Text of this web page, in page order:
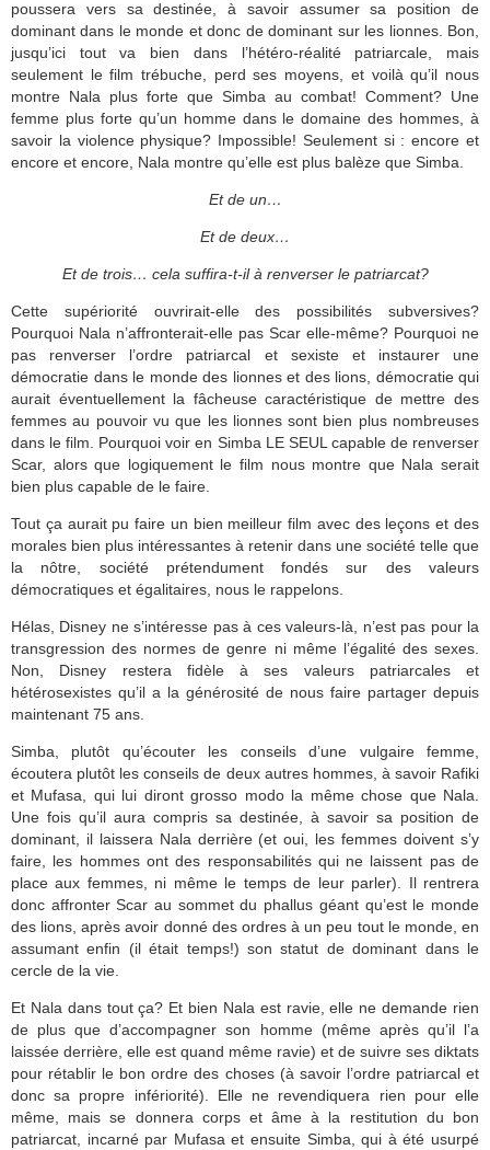
poussera vers sa destinée, à savoir assumer sa position de
dominant dans le monde et donc de dominant sur les lionnes. Bon,
jusqu’ici tout va bien dans l’hétéro-réalité patriarcale, mais
seulement le film trébuche, perd ses moyens, et voilà qu’il nous
montre Nala plus forte que Simba au combat! Comment? Une
femme plus forte qu’un homme dans le domaine des hommes, à
savoir la violence physique? Impossible! Seulement si : encore et
encore et encore, Nala montre qu’elle est plus balèze que Simba.
Et de un…
Et de deux…
Et de trois… cela suffira-t-il à renverser le patriarcat?
Cette supériorité ouvrirait-elle des possibilités subversives?
Pourquoi Nala n’affronterait-elle pas Scar elle-même? Pourquoi ne
pas renverser l’ordre patriarcal et sexiste et instaurer une
démocratie dans le monde des lionnes et des lions, démocratie qui
aurait éventuellement la fâcheuse caractéristique de mettre des
femmes au pouvoir vu que les lionnes sont bien plus nombreuses
dans le film. Pourquoi voir en Simba LE SEUL capable de renverser
Scar, alors que logiquement le film nous montre que Nala serait
bien plus capable de le faire.
Tout ça aurait pu faire un bien meilleur film avec des leçons et des
morales bien plus intéressantes à retenir dans une société telle que
la nôtre, société prétendument fondés sur des valeurs
démocratiques et égalitaires, nous le rappelons.
Hélas, Disney ne s’intéresse pas à ces valeurs-là, n’est pas pour la
transgression des normes de genre ni même l’égalité des sexes.
Non, Disney restera fidèle à ses valeurs patriarcales et
hétérosexistes qu’il a la générosité de nous faire partager depuis
maintenant 75 ans.
Simba, plutôt qu’écouter les conseils d’une vulgaire femme,
écoutera plutôt les conseils de deux autres hommes, à savoir Rafiki
et Mufasa, qui lui diront grosso modo la même chose que Nala.
Une fois qu’il aura compris sa destinée, à savoir sa position de
dominant, il laissera Nala derrière (et oui, les femmes doivent s’y
faire, les hommes ont des responsabilités qui ne laissent pas de
place aux femmes, ni même le temps de leur parler). Il rentrera
donc affronter Scar au sommet du phallus géant qu’est le monde
des lions, après avoir donné des ordres à un peu tout le monde, en
assumant enfin (il était temps!) son statut de dominant dans le
cercle de la vie.
Et Nala dans tout ça? Et bien Nala est ravie, elle ne demande rien
de plus que d’accompagner son homme (même après qu’il l’a
laissée derrière, elle est quand même ravie) et de suivre ses diktats
pour rétablir le bon ordre des choses (à savoir l’ordre patriarcal et
donc sa propre infériorité). Elle ne revendiquera rien pour elle
même, mais se donnera corps et âme à la restitution du bon
patriarcat, incarné par Mufasa et ensuite Simba, qui à été usurpé